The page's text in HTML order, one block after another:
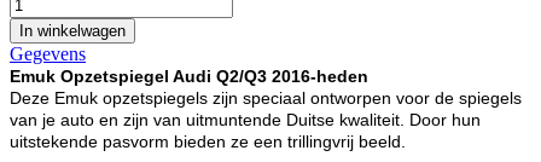
In winkelwagen
Gegevens
Emuk Opzetspiegel Audi Q2/Q3 2016-heden
Deze Emuk opzetspiegels zijn speciaal ontworpen voor de spiegels
van je auto en zijn van uitmuntende Duitse kwaliteit. Door hun
uitstekende pasvorm bieden ze een trillingvrij beeld.